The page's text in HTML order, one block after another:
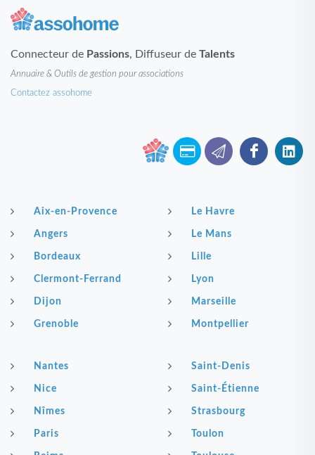
Connecteur de Passions, Diffuseur de Talents
Annuaire & Outils de gestion pour associations
Contactez assohome
Aix-en-Provence
Angers
Bordeaux
Clermont-Ferrand
Dijon
Grenoble
Le Havre
Le Mans
Lille
Lyon
Marseille
Montpellier
Nantes
Nice
Nîmes
Paris
Saint-Denis
Saint-Étienne
Strasbourg
Toulon